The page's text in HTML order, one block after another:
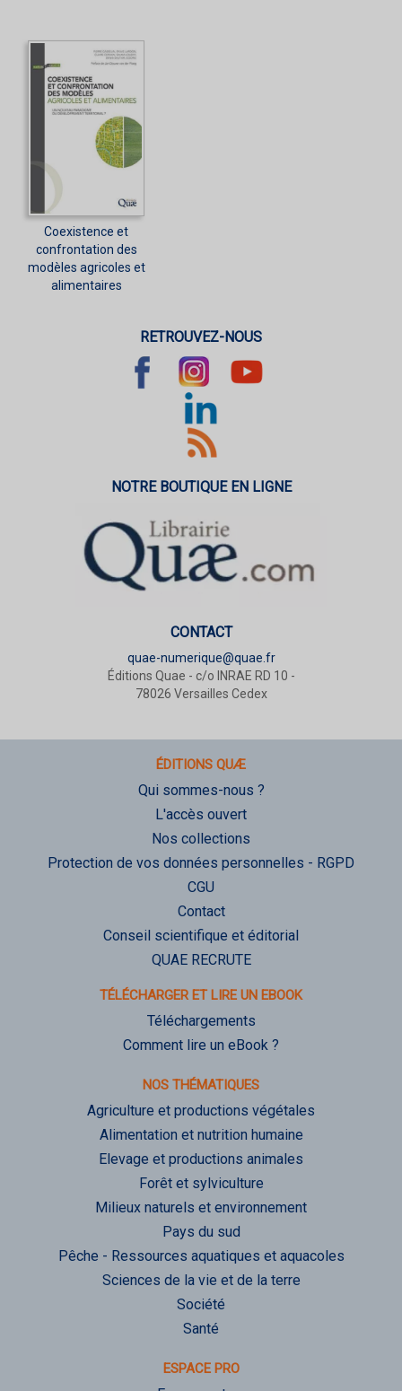
Coexistence et
confrontation des
modèles agricoles et
alimentaires
RETROUVEZ-NOUS
NOTRE BOUTIQUE EN LIGNE
CONTACT
quae-numerique@quae.fr
Éditions Quae - c/o INRAE RD 10 -
78026 Versailles Cedex
ÉDITIONS QUÆ
Qui sommes-nous ?
L'accès ouvert
Nos collections
Protection de vos données personnelles - RGPD
CGU
Contact
Conseil scientifique et éditorial
QUAE RECRUTE
TÉLÉCHARGER ET LIRE UN EBOOK
Téléchargements
Comment lire un eBook ?
NOS THÉMATIQUES
Agriculture et productions végétales
Alimentation et nutrition humaine
Elevage et productions animales
Forêt et sylviculture
Milieux naturels et environnement
Pays du sud
Pêche - Ressources aquatiques et aquacoles
Sciences de la vie et de la terre
Société
Santé
ESPACE PRO